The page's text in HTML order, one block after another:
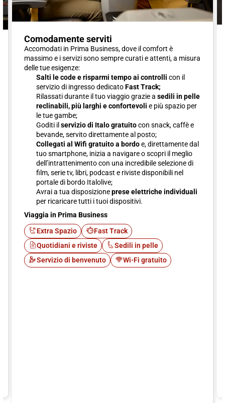
Comodamente serviti
Accomodati in Prima Business, dove il comfort è
massimo e i servizi sono sempre curati e attenti, a misura
delle tue esigenze:
Salti le code e risparmi tempo ai controlli con il
servizio di ingresso dedicatoFast Track;
Rilassati durante il tuo viaggio grazie a sedili in pelle
reclinabili, più larghi e confortevoli e più spazio per
le tue gambe;
Goditi il servizio di Italo gratuitocon snack, caffè e
bevande, servito direttamente al posto;
Collegati al Wifi gratuito a bordoe, direttamente dal
tuo smartphone, inizia a navigare o scopri il meglio
dell’intrattenimento con una incredibile selezione di
film, serie tv, libri, podcast e riviste disponibili nel
portale di bordo Italolive;
Avrai a tua disposizioneprese elettriche individuali
per ricaricare tutti i tuoi dispositivi.
Viaggia in Prima Business
Extra Spazio
Fast Track
Quotidiani e riviste
Sedili in pelle
Servizio di benvenuto
Wi-Fi gratuito